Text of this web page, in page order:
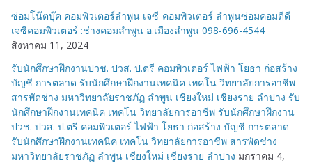
ซ่อมโน๊ตบุ๊ค คอมพิวเตอร์ลำพูน เจซี-คอมพิวเตอร์ ลำพูนซ่อมคอมดีดี
เจซีคอมพิวเตอร์ :ช่างคอมลำพูน อ.เมืองลำพูน 098-696-4544
สิงหาคม 11, 2024
รับนักศึกษาฝึกงานปวช. ปวส. ป.ตรี คอมพิวเตอร์ ไฟฟ้า โยธา ก่อสร้าง
บัญชี การตลาด รับนักศึกษาฝึกงานเทคนิค เทคโน วิทยาลัยการอาชีพ
สารพัดช่าง มหาวิทยาลัยราชภัฏ ลำพูน เชียงใหม่ เชียงราย ลำปาง รับ
นักศึกษาฝึกงานเทคนิค เทคโน วิทยาลัยการอาชีพ รับนักศึกษาฝึกงาน
ปวช. ปวส. ป.ตรี คอมพิวเตอร์ ไฟฟ้า โยธา ก่อสร้าง บัญชี การตลาด
รับนักศึกษาฝึกงานเทคนิค เทคโน วิทยาลัยการอาชีพ สารพัดช่าง
มหาวิทยาลัยราชภัฏ ลำพูน เชียงใหม่ เชียงราย ลำปาง มกราคม 4,